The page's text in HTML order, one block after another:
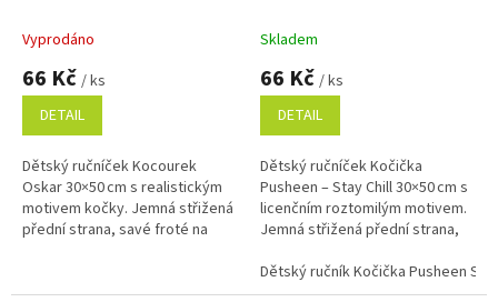
Vyprodáno
66 Kč / ks
DETAIL
Dětský ručníček Kocourek
Oskar 30×50 cm s realistickým
motivem kočky. Jemná střižená
přední strana, savé froté na
Skladem
66 Kč / ks
DETAIL
Dětský ručníček Kočička
Pusheen – Stay Chill 30×50 cm s
licenčním roztomilým motivem.
Jemná střižená přední strana,
bavlna.
Dětský ručník Kočička Pusheen